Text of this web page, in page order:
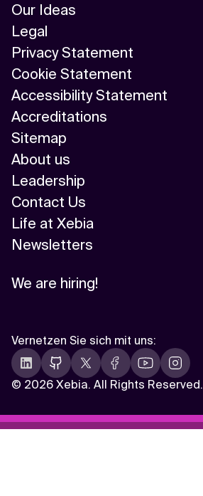
Our Ideas
Legal
Privacy Statement
Cookie Statement
Accessibility Statement
Accreditations
Sitemap
About us
Leadership
Contact Us
Life at Xebia
Newsletters
We are hiring!
© 2026 Xebia. All Rights Reserved.
Vernetzen Sie sich mit uns: